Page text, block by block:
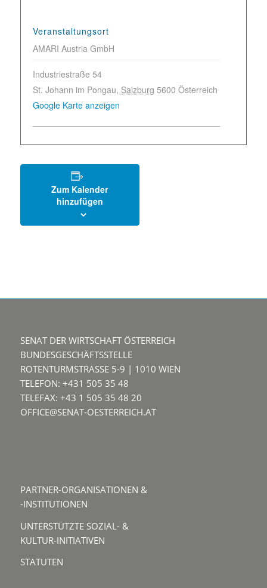
Veranstaltungsort
AMARI Austria GmbH
Industriestraße 54
St. Johann im Pongau, Salzburg 5600 Österreich
Google Karte anzeigen
Zum Kalender
hinzufügen
SENAT DER WIRTSCHAFT ÖSTERREICH
BUNDESGESCHÄFTSSTELLE
ROTENTURMSTRASSE 5-9 | 1010 WIEN
TELEFON: +431 505 35 48
TELEFAX: +43 1 505 35 48 20
OFFICE@SENAT-OESTERREICH.AT
PARTNER-ORGANISATIONEN &
-INSTITUTIONEN
UNTERSTÜTZTE SOZIAL- &
KULTUR-INITIATIVEN
STATUTEN